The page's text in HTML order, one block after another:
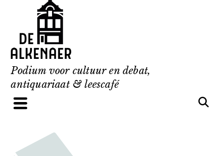
content
Podium voor cultuur en debat,
antiquariaat & leescafé